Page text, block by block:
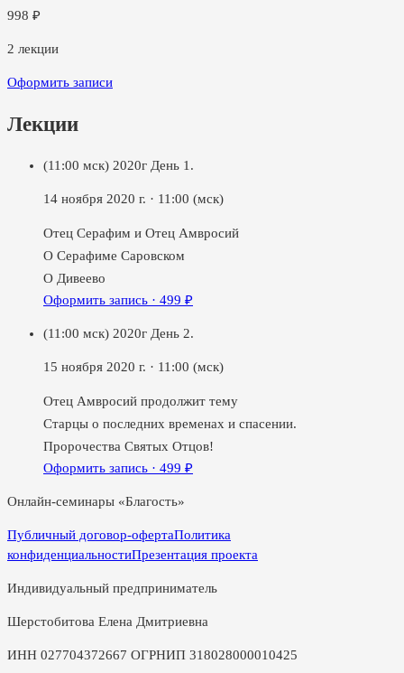
998 ₽
2 лекции
Оформить записи
Лекции
(11:00 мск) 2020г День 1.
14 ноября 2020 г. · 11:00 (мск)
Отец Серафим и Отец Амвросий
О Серафиме Саровском
О Дивеево
Оформить запись · 499 ₽
(11:00 мск) 2020г День 2.
15 ноября 2020 г. · 11:00 (мск)
Отец Амвросий продолжит тему
Старцы о последних временах и спасении.
Пророчества Святых Отцов!
Оформить запись · 499 ₽
Онлайн-семинары «Благость»
Публичный договор-офертаПолитика
конфиденциальностиПрезентация проекта
Индивидуальный предприниматель
Шерстобитова Елена Дмитриевна
ИНН 027704372667 ОГРНИП 318028000010425